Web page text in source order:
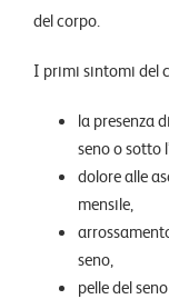
del corpo.
I primi sintomi del
la presenza
seno o sotto
dolore alle
mensile,
seno,
pelle del